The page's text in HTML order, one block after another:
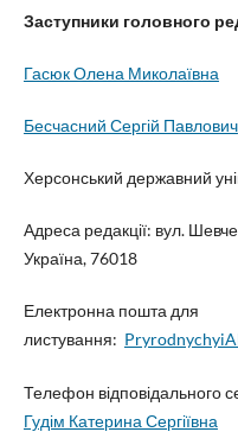
Заступники головного
Гасюк Олена Миколаївна
Бесчасний Сергій Павлович
Херсонський державний
Адреса редакції: вул.
Україна, 76018
Електронна пошта для
листування:
Телефон відповідального
Гудім Катерина Сергіївна